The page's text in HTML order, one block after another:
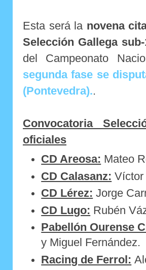
Esta será la novena
Selección Gallega sub-
del Campeonato
segunda fase se
(Pontevedra)..
Convocatoria
oficiales
CD Areosa: Mateo
CD Calasanz: Víctor
CD Lérez: Jorge
CD Lugo: Rubén
Pabellón Ourense
y Miguel Fernández.
Racing de Ferrol: